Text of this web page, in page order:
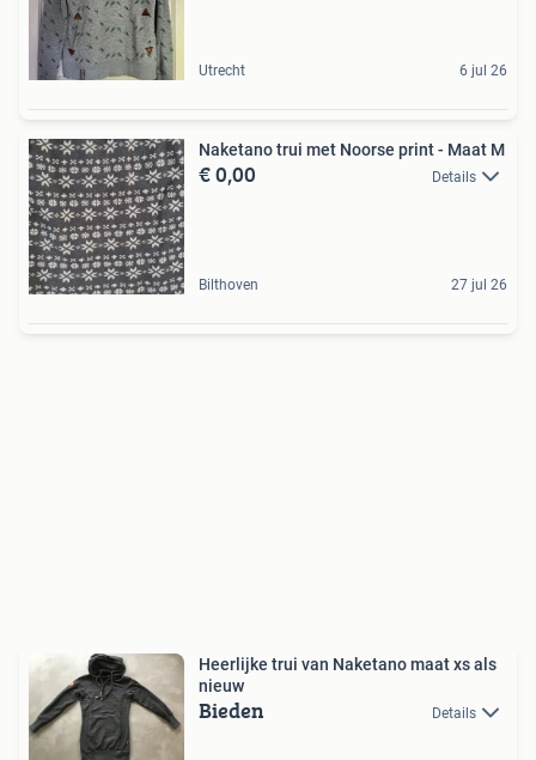
Utrecht 6 jul 26
Naketano trui met Noorse print - Maat M
€ 0,00 Details
Bilthoven 27 jul 26
Heerlijke trui van Naketano maat xs als
nieuw
Bieden Details